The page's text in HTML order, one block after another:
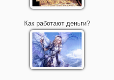
Как работают деньги?